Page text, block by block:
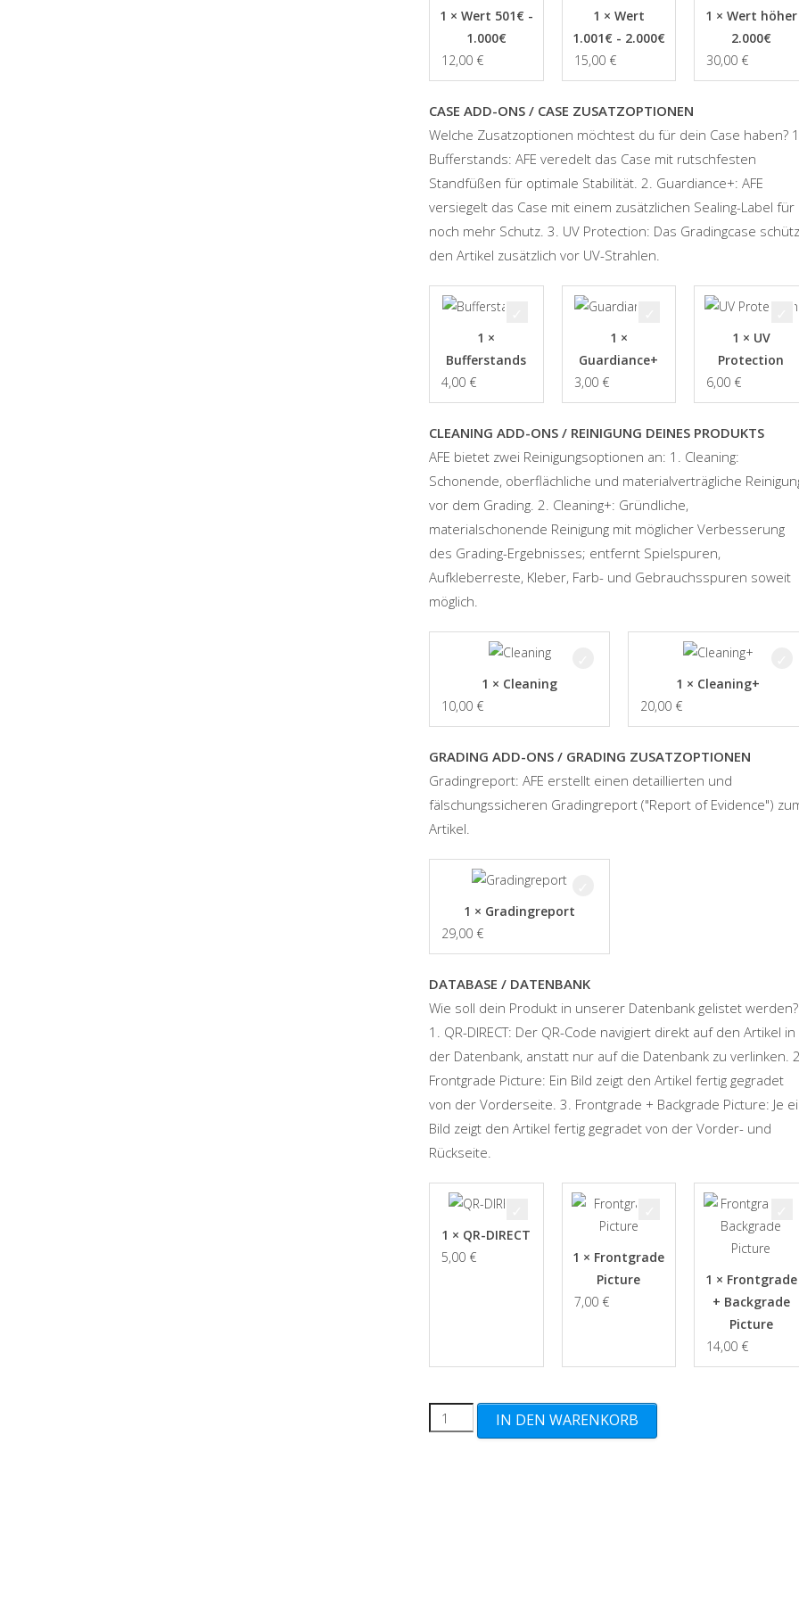
1 × Wert 501€ -
1.000€
12,00 €
1 × Wert
1.001€ - 2.000€
15,00 €
1 × Wert höher
2.000€
30,00 €
CASE ADD-ONS / CASE ZUSATZOPTIONEN
Welche Zusatzoptionen möchtest du für dein Case haben?
Bufferstands: AFE veredelt das Case mit rutschfesten
Standfüßen für optimale Stabilität. 2. Guardiance+: AFE
versiegelt das Case mit einem zusätzlichen Sealing-Label für
noch mehr Schutz. 3. UV Protection: Das Gradingcase
den Artikel zusätzlich vor UV-Strahlen.
1 ×
Bufferstands
4,00 €
1 ×
Guardiance+
3,00 €
1 × UV
Protection
6,00 €
CLEANING ADD-ONS / REINIGUNG DEINES PRODUKTS
AFE bietet zwei Reinigungsoptionen an: 1. Cleaning:
Schonende, oberflächliche und materialverträgliche
vor dem Grading. 2. Cleaning+: Gründliche,
materialschonende Reinigung mit möglicher Verbesserung
des Grading-Ergebnisses; entfernt Spielspuren,
Aufkleberreste, Kleber, Farb- und Gebrauchsspuren soweit
möglich.
1 × Cleaning
10,00 €
1 × Cleaning+
20,00 €
GRADING ADD-ONS / GRADING ZUSATZOPTIONEN
Gradingreport: AFE erstellt einen detaillierten und
fälschungssicheren Gradingreport ("Report of Evidence")
Artikel.
1 × Gradingreport
29,00 €
DATABASE / DATENBANK
Wie soll dein Produkt in unserer Datenbank gelistet werden?
1. QR-DIRECT: Der QR-Code navigiert direkt auf den Artikel in
der Datenbank, anstatt nur auf die Datenbank zu verlinken.
Frontgrade Picture: Ein Bild zeigt den Artikel fertig gegradet
von der Vorderseite. 3. Frontgrade + Backgrade Picture: Je
Bild zeigt den Artikel fertig gegradet von der Vorder- und
Rückseite.
1 × QR-DIRECT
5,00 €
1 × Frontgrade
Picture
7,00 €
1 × Frontgrade
+ Backgrade
Picture
14,00 €
"Modulok"
Masters
IN DEN WARENKORB